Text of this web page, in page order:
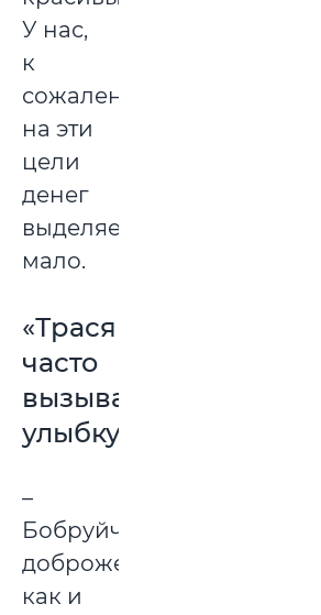
У нас,
к
сожалению,
на эти
цели
денег
выделяется
мало.
«Трасянка
часто
вызывала
улыбку»
–
Бобруйчане
доброжелательны,
как и